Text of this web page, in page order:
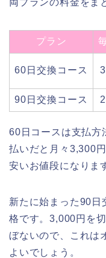
プラン
60日交換コース
90日交換コース
60日コースは支払方
払いだと月々3,300
安いお値段になりま
新たに始まった90日
格です。3,000円を
ぼないので、これは
よいでしょう。